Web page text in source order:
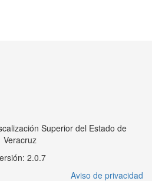
Superior del Estado de
Veracruz
2.0.7
Aviso de privacidad